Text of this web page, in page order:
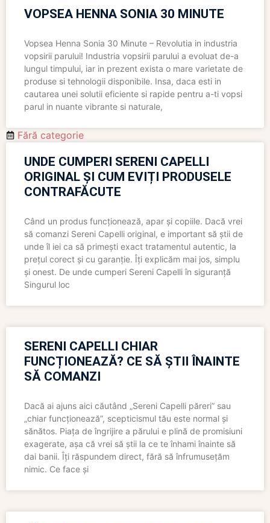
VOPSEA HENNA SONIA 30 MINUTE
Vopsea Henna Sonia 30 Minute – Revolutia in industria
vopsirii parului! Industria vopsirii parului a evoluat de-a
lungul timpului, iar in prezent exista o mare varietate de
produse si tehnologii disponibile. Insa, daca esti in
cautarea unei solutii eficiente si rapide pentru a-ti vopsi
parul in nuante vibrante si naturale,
Fără categorie
UNDE CUMPERI SERENI CAPELLI
ORIGINAL ȘI CUM EVIȚI PRODUSELE
CONTRAFĂCUTE
Când un produs funcționează, apar și copiile. Dacă vrei
să comanzi Sereni Capelli original, e important să știi de
unde îl iei ca să primești exact tratamentul autentic, la
prețul corect și cu garanție. Îți explicăm mai jos, simplu
și onest. De unde cumperi Sereni Capelli în siguranță
Singurul loc
SERENI CAPELLI CHIAR
FUNCȚIONEAZĂ? CE SĂ ȘTII ÎNAINTE
SĂ COMANZI
Dacă ai ajuns aici căutând „Sereni Capelli păreri” sau
„chiar funcționează”, scepticismul tău este normal și
sănătos. Piața de îngrijire a părului e plină de promisiuni
exagerate, așa că vrei să știi la ce te înhami înainte să
dai banii. Îți răspundem direct, fără să înfrumusețăm
nimic. Ce face și